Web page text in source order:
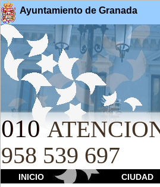
Ayuntamiento de Granada
010
958 539 697
INICIO CIUDAD